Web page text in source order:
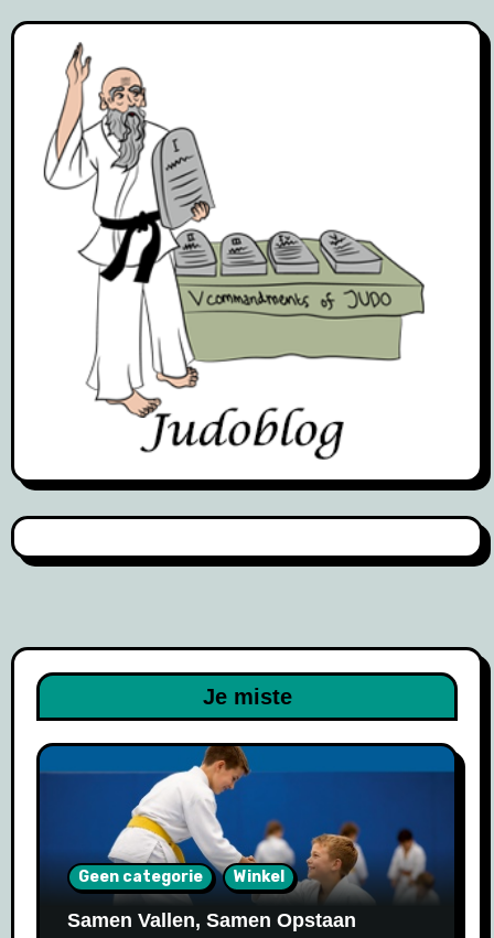
Je miste
Geen categorie Winkel
Samen Vallen, Samen Opstaan